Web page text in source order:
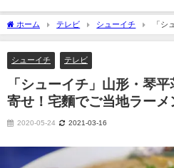
ホーム テレビ シューイチ
「シ
取り寄せ！宅麵でご当地ラーメン対決！
シューイチ テレビ
「シューイチ」山形・琴
寄せ！宅麵でご当地ラーメ
2020-05-24 2021-03-16